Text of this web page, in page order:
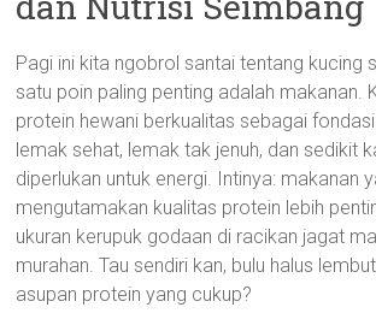
Pagi ini kita ngobrol santai tentang kucing
satu poin paling penting adalah makanan.
protein hewani berkualitas sebagai
lemak sehat, lemak tak jenuh, dan sedikit
diperlukan untuk energi. Intinya: makanan
mengutamakan kualitas protein lebih
ukuran kerupuk godaan di racikan jagat
murahan. Tau sendiri kan, bulu halus
asupan protein yang cukup?